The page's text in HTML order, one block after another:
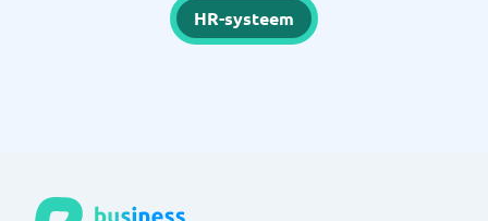
HR-systeem